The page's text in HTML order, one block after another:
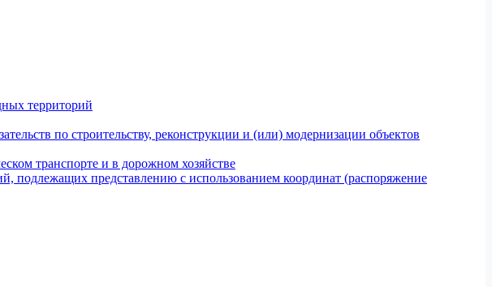
территорий
по строительству, реконструкции и (или) модернизации объектов
транспорте и в дорожном хозяйстве
подлежащих представлению с использованием координат (распоряжение